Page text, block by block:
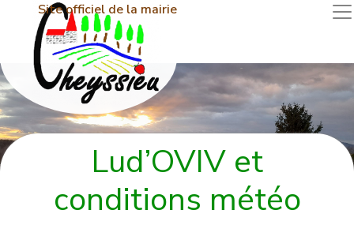
Site officiel de la mairie
Lud’OVIV et
conditions météo